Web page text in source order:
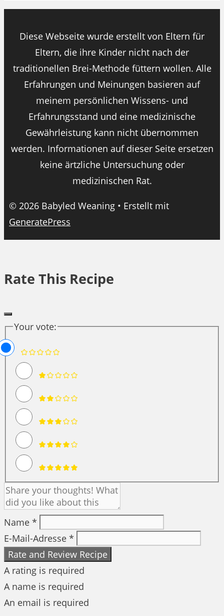
Diese Webseite wurde erstellt von Eltern für
Eltern, die ihre Kinder nicht nach der
traditionellen Brei-Methode füttern wollen. Alle
Erfahrungen und Meinungen basieren auf
meinem persönlichen Wissens- und
Erfahrungsstand und eine medizinische
Gewährleistung kann nicht übernommen
werden. Informationen auf dieser Seite ersetzen
keine ärtzliche Untersuchung oder
medizinischen Rat.
© 2026 Babyled Weaning • Erstellt mit
GeneratePress
Rate This Recipe
Your vote:
Name *
E-Mail-Adresse *
Rate and Review Recipe
A rating is required
A name is required
An email is required